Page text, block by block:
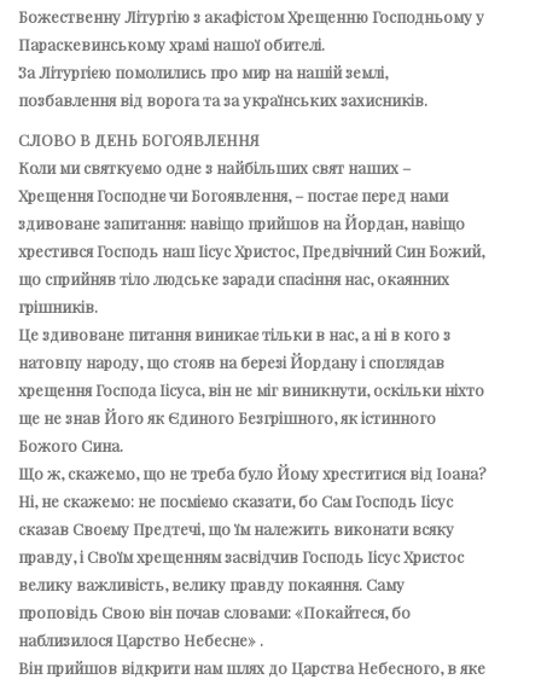
Божественну Літургію з акафістом Хрещенню Господньому у
Параскевинському храмі нашої обителі.
За Літургією помолились про мир на нашій землі,
позбавлення від ворога та за українських захисників.
СЛОВО В ДЕНЬ БОГОЯВЛЕННЯ
Коли ми святкуємо одне з найбільших свят наших –
Хрещення Господнє чи Богоявлення, – постає перед нами
здивоване запитання: навіщо прийшов на Йордан, навіщо
хрестився Господь наш Іісус Христос, Предвічний Син Божий,
що сприйняв тіло людське заради спасіння нас, окаянних
грішників.
Це здивоване питання виникає тільки в нас, а ні в кого з
натовпу народу, що стояв на березі Йордану і споглядав
хрещення Господа Іісуса, він не міг виникнути, оскільки ніхто
ще не знав Його як Єдиного Безгрішного, як істинного
Божого Сина.
Що ж, скажемо, що не треба було Йому хреститися від Іоана?
Ні, не скажемо: не посміємо сказати, бо Сам Господь Іісус
сказав Своєму Предтечі, що їм належить виконати всяку
правду, і Своїм хрещенням засвідчив Господь Іісус Христос
велику важливість, велику правду покаяння. Саму
проповідь Свою він почав словами: «Покайтеся, бо
наблизилося Царство Небесне» .
Він прийшов відкрити нам шлях до Царства Небесного, в яке